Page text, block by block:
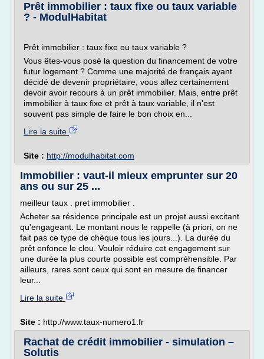
Prêt immobilier : taux fixe ou taux variable
? - ModulHabitat
Prêt immobilier : taux fixe ou taux variable ?
Vous êtes-vous posé la question du financement de votre
futur logement ? Comme une majorité de français ayant
décidé de devenir propriétaire, vous allez certainement
devoir avoir recours à un prêt immobilier. Mais, entre prêt
immobilier à taux fixe et prêt à taux variable, il n'est
souvent pas simple de faire le bon choix en...
Lire la suite
Site : http://modulhabitat.com
Immobilier : vaut-il mieux emprunter sur 20
ans ou sur 25 ...
meilleur taux . pret immobilier .
Acheter sa résidence principale est un projet aussi excitant
qu'engageant. Le montant nous le rappelle (à priori, on ne
fait pas ce type de chèque tous les jours...). La durée du
prêt enfonce le clou. Vouloir réduire cet engagement sur
une durée la plus courte possible est compréhensible. Par
ailleurs, rares sont ceux qui sont en mesure de financer
leur...
Lire la suite
Site : http://www.taux-numero1.fr
Rachat de crédit immobilier - simulation –
Solutis